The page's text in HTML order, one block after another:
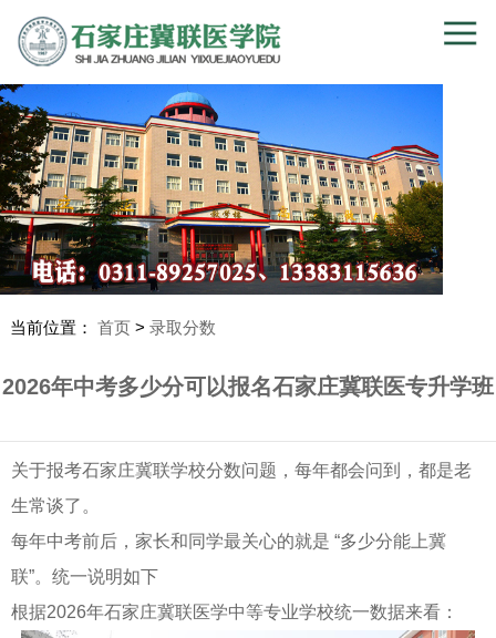
当前位置： 首页> 录取分数
2026年中考多少分可以报名石家庄冀联医专升学班
关于报考石家庄冀联学校分数问题，每年都会问到，都是老
生常谈了。
每年中考前后，家长和同学最关心的就是 “多少分能上冀
联”。统一说明如下
根据2026年石家庄冀联医学中等专业学校统一数据来看：